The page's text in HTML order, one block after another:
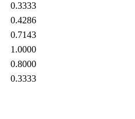
0.3333
0.4286
0.7143
1.0000
0.8000
0.3333